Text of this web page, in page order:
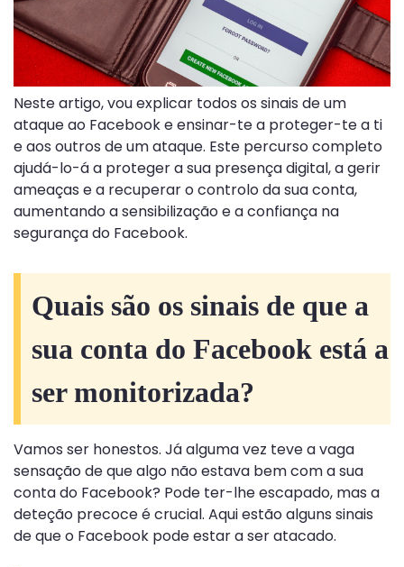
Neste artigo, vou explicar todos os sinais de um
ataque ao Facebook e ensinar-te a proteger-te a ti
e aos outros de um ataque. Este percurso completo
ajudá-lo-á a proteger a sua presença digital, a gerir
ameaças e a recuperar o controlo da sua conta,
aumentando a sensibilização e a confiança na
segurança do Facebook.
Quais são os sinais de que a
sua conta do Facebook está a
ser monitorizada?
Vamos ser honestos. Já alguma vez teve a vaga
sensação de que algo não estava bem com a sua
conta do Facebook? Pode ter-lhe escapado, mas a
deteção precoce é crucial. Aqui estão alguns sinais
de que o Facebook pode estar a ser atacado.